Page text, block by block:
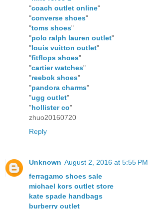
"coach outlet online"
"converse shoes"
"toms shoes"
"polo ralph lauren outlet"
"louis vuitton outlet"
"fitflops shoes"
"cartier watches"
"reebok shoes"
"pandora charms"
"ugg outlet"
"hollister co"
zhuo20160720
Reply
Unknown August 2, 2016 at 5:55 PM
ferragamo shoes sale
michael kors outlet store
kate spade handbags
burberry outlet